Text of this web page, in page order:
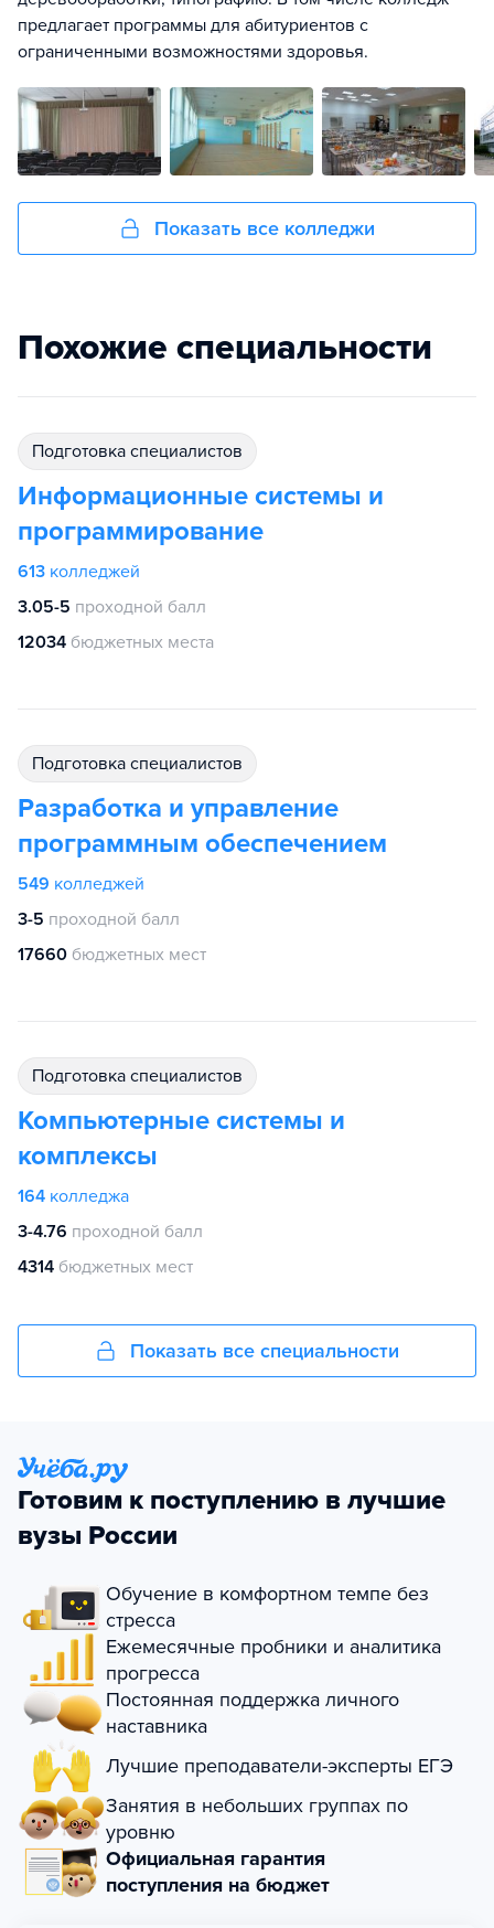
предлагает программы для абитуриентов с
ограниченными возможностями здоровья.
Показать все колледжи
Похожие специальности
подготовка специалистов
Информационные системы и
программирование
613 колледжей
3.05-5 проходной балл
12034 бюджетных места
подготовка специалистов
Разработка и управление
программным обеспечением
549 колледжей
3-5 проходной балл
17660 бюджетных мест
подготовка специалистов
Компьютерные системы и
комплексы
164 колледжа
3-4.76 проходной балл
4314 бюджетных мест
Показать все специальности
Готовим к поступлению в лучшие
вузы России
Обучение в комфортном темпе без
стресса
Ежемесячные пробники и аналитика
прогресса
Постоянная поддержка личного
наставника
Лучшие преподаватели-эксперты ЕГЭ
Занятия в небольших группах по
уровню
Официальная гарантия
поступления на бюджет